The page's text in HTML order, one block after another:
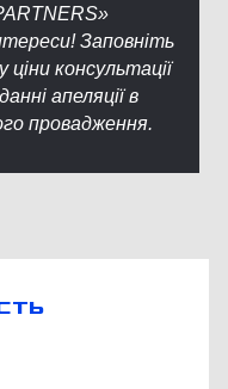
Заповніть
консультації
апеляції в
провадження.